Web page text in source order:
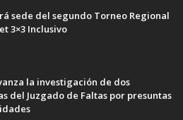
sede del segundo Torneo Regional
3×3 Inclusivo
la investigación de dos
del Juzgado de Faltas por presuntas